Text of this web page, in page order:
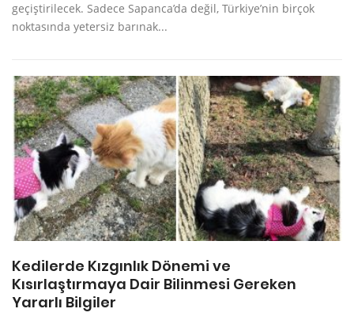
geçiştirilecek. Sadece Sapanca’da değil, Türkiye’nin birçok
noktasında yetersiz barınak...
Kedilerde Kızgınlık Dönemi ve
Kısırlaştırmaya Dair Bilinmesi Gereken
Yararlı Bilgiler